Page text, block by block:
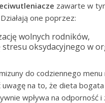
zawarte w
one poprzez:
wolnych rodników,
stresu oksydacyjnego w
do codziennego
na to, że dieta
wpływa na odporność